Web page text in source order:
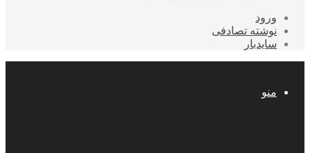
ورود
نوشته تصادفی
سایدبار
منو